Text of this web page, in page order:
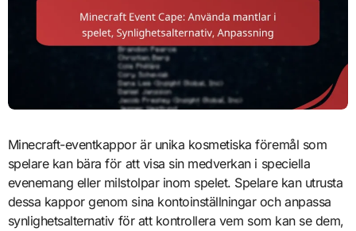
Minecraft-eventkappor är unika kosmetiska föremål som
spelare kan bära för att visa sin medverkan i speciella
evenemang eller milstolpar inom spelet. Spelare kan utrusta
dessa kappor genom sina kontoinställningar och anpassa
synlighetsalternativ för att kontrollera vem som kan se dem,